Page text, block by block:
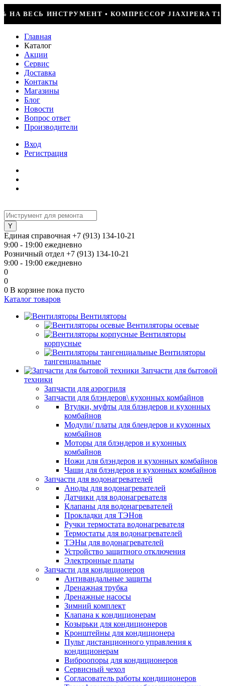
JIAXIPERA T1114YB, 170ВТ, R-600 = 2499Р
Главная
Каталог
Акции
Сервис
Доставка
Контакты
Магазины
Блог
Новости
Вопрос ответ
Производители
Вход
Регистрация
Единая справочная +7 (913) 134-10-21
9:00 - 19:00 ежедневно
Розничный отдел +7 (913) 134-10-21
9:00 - 19:00 ежедневно
0
0
0 В корзине пока пусто
Каталог товаров
Вентиляторы
Вентиляторы осевые
Вентиляторы
корпусные
Вентиляторы
тангенциальные
Запчасти для бытовой
техники
Запчасти для аэрогриля
Запчасти для блэндеров\ кухонных комбайнов
Втулки, муфты для блэндеров и кухонных
комбайнов
Модули/ платы для блендеров и кухонных
комбайнов
Моторы для блэндеров и кухонных
комбайнов
Ножи для блэндеров и кухонных комбайнов
Чаши для блэндеров и кухонных комбайнов
Запчасти для водонагревателей
Аноды для водонагревателей
Датчики для водонагревателя
Клапаны для водонагревателей
Прокладки для ТЭНов
Ручки термостата водонагревателя
Термостаты для водонагревателей
ТЭНы для водонагревателей
Устройство защитного отключения
Электронные платы
Запчасти для кондиционеров
Антивандальные защиты
Дренажная трубка
Дренажные насосы
Зимний комплект
Клапана к кондиционерам
Козырьки для кондиционеров
Кронштейны для кондиционера
Пульт дистанционного управления к
кондиционерам
Виброопоры для кондиционеров
Сервисный чехол
Согласователь работы кондиционеров